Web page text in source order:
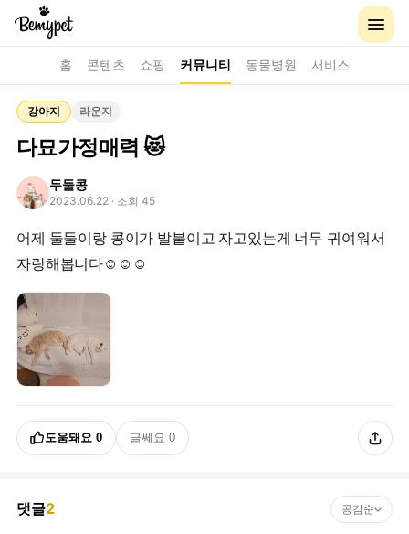
홈 콘텐츠 쇼핑 커뮤니티 동물병원 서비스
강아지 라운지
다묘가정매력 😻
두둘콩
2023.06.22 · 조회 45
어제 둘둘이랑 콩이가 발붙이고 자고있는게 너무 귀여워서
자랑해봅니다☺️☺️☺️
도움돼요 0 글쎄요 0
댓글2 공감순